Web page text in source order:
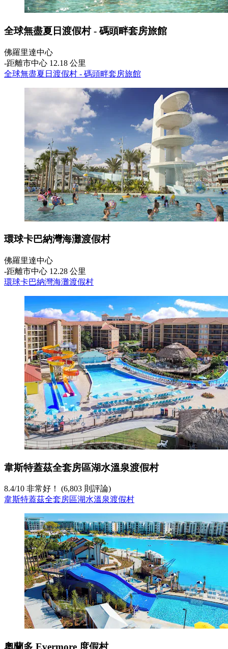
全球無盡夏日渡假村 - 碼頭畔套房旅館
佛羅里達中心
‐距離市中心 12.18 公里
全球無盡夏日渡假村 - 碼頭畔套房旅館
環球卡巴納灣海灘渡假村
佛羅里達中心
‐距離市中心 12.28 公里
環球卡巴納灣海灘渡假村
韋斯特蓋茲全套房區湖水溫泉渡假村
8.4/10 非常好！ (6,803 則評論)
韋斯特蓋茲全套房區湖水溫泉渡假村
奧蘭多 Evermore 度假村